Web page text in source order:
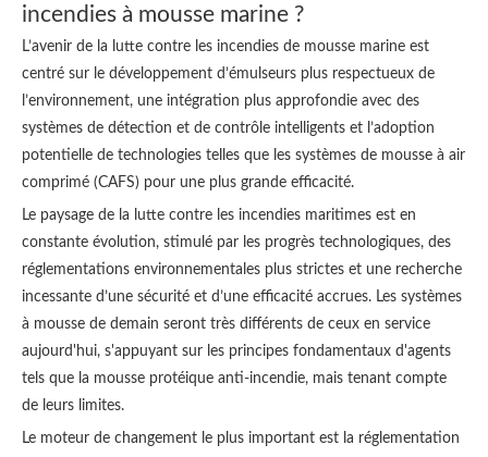
incendies à mousse marine ?
L’avenir de la lutte contre les incendies de mousse marine est
centré sur le développement d’émulseurs plus respectueux de
l’environnement, une intégration plus approfondie avec des
systèmes de détection et de contrôle intelligents et l’adoption
potentielle de technologies telles que les systèmes de mousse à air
comprimé (CAFS) pour une plus grande efficacité.
Le paysage de la lutte contre les incendies maritimes est en
constante évolution, stimulé par les progrès technologiques, des
réglementations environnementales plus strictes et une recherche
incessante d’une sécurité et d’une efficacité accrues. Les systèmes
à mousse de demain seront très différents de ceux en service
aujourd'hui, s'appuyant sur les principes fondamentaux d'agents
tels que la mousse protéique anti-incendie, mais tenant compte
de leurs limites.
Le moteur de changement le plus important est la réglementation